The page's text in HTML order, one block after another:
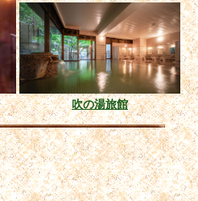
吹の湯旅館